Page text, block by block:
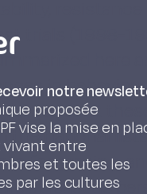
resistance
trials (1998-
here
in
account
the national
for grazing,
at least as
notre
proposée
vise la mise en
vivant entre
et toutes les
par les cultures